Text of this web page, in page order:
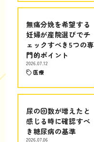
無痛分娩を希望する
妊婦が産院選びでチ
ェックすべき5つの専
門的ポイント
2026.07.12
医療
尿の回数が増えたと
感じる時に確認すべ
き糖尿病の基準
2026.07.06